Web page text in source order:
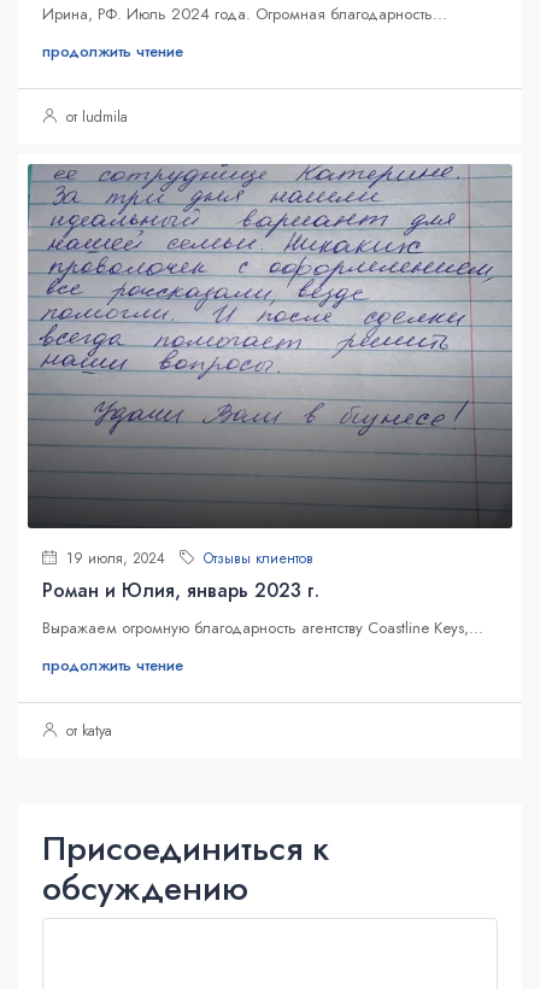
Ирина, РФ. Июль 2024 года. Огромная благодарность...
продолжить чтение
от ludmila
19 июля, 2024 Отзывы клиентов
Роман и Юлия, январь 2023 г.
Выражаем огромную благодарность агентству Coastline Keys,...
продолжить чтение
от katya
Присоединиться к
обсуждению